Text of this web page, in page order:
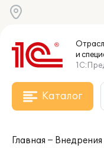
и
Каталог
Главная
Внедрения